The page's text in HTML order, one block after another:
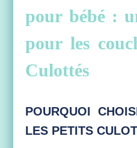
pour bébé :
pour les
Culottés
POURQUOI
LES PETITS